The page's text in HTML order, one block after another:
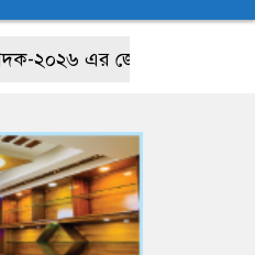
এর জেলা পর্যায়ের প্রতিযোগিতা